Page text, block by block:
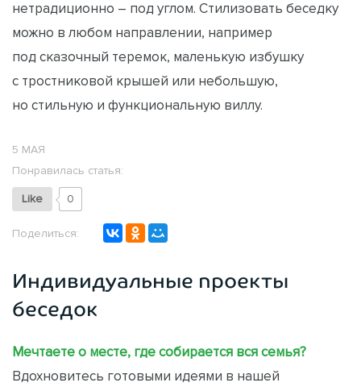
нетрадиционно – под углом. Стилизовать беседку
можно в любом направлении, например
под сказочный теремок, маленькую избушку
с тростниковой крышей или небольшую,
но стильную и функциональную виллу.
5 МАЯ
Понравилась статья:
Like 0
Поделиться:
Индивидуальные проекты
беседок
Мечтаете о месте, где собирается вся семья?
Вдохновитесь готовыми идеями в нашей